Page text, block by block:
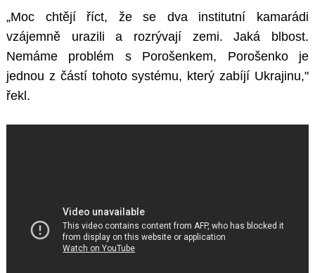
„Moc chtějí říct, že se dva institutní kamarádi
vzájemně urazili a rozrývají zemi. Jaká blbost.
Nemáme problém s Porošenkem, Porošenko je
jednou z částí tohoto systému, který zabíjí Ukrajinu,"
řekl.